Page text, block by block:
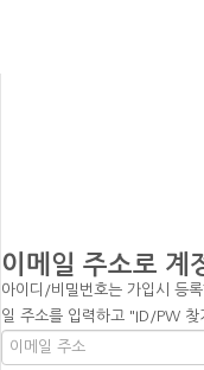
이메일 주소로 계
아이디/비밀번호는 가입시 등
일 주소를 입력하고 "ID/PW 찾